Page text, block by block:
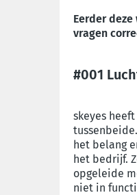
Eerder
vragen
#001
skeyes
het belang
het bedrijf.
opgeleide
niet in